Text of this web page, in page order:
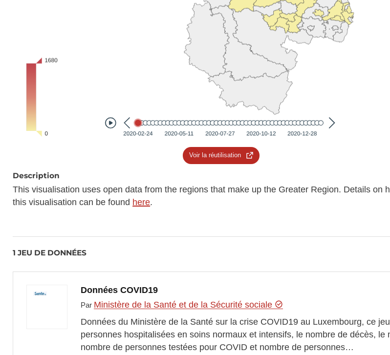
Voir la réutilisation
Description
This visualisation uses open data from the regions that make up the Greater Region. Details on
this visualisation can be found here.
1 JEU DE DONNÉES
Données COVID19
Par Ministère de la Santé et de la Sécurité sociale
Données du Ministère de la Santé sur la crise COVID19 au Luxembourg, ce
personnes hospitalisées en soins normaux et intensifs, le nombre de décès, le
nombre de personnes testées pour COVID et nombre de personnes…